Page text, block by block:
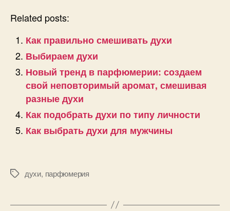
Related posts:
Как правильно смешивать духи
Выбираем духи
Новый тренд в парфюмерии: создаем
свой неповторимый аромат, смешивая
разные духи
Как подобрать духи по типу личности
Как выбрать духи для мужчины
Позначки
духи, парфюмерия